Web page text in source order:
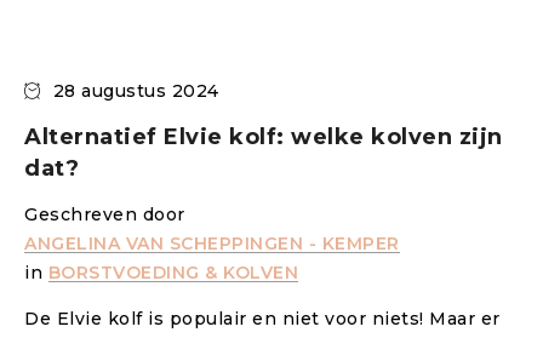
28 augustus 2024
Alternatief Elvie kolf: welke kolven zijn
dat?
Geschreven door
ANGELINA VAN SCHEPPINGEN - KEMPER
in BORSTVOEDING & KOLVEN
De Elvie kolf is populair en niet voor niets! Maar er